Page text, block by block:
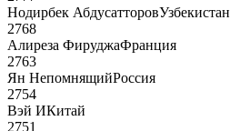
Нодирбек АбдусатторовУзбекистан
2768
Алиреза ФируджаФранция
2763
Ян НепомнящийРоссия
2754
Вэй ИКитай
2751